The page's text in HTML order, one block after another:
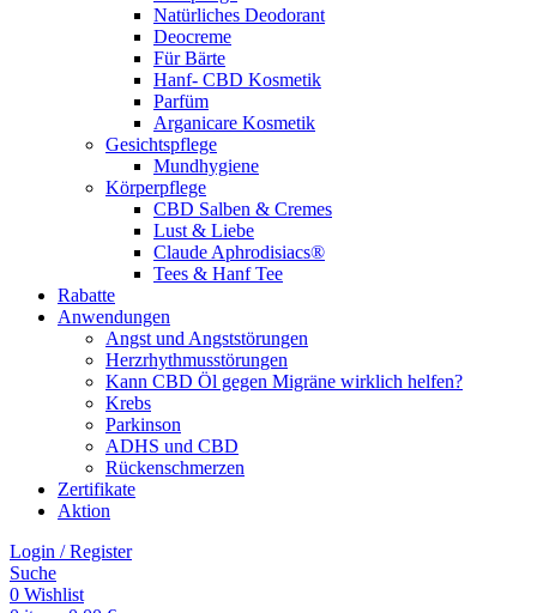
Natürliches Deodorant
Deocreme
Für Bärte
Hanf- CBD Kosmetik
Parfüm
Arganicare Kosmetik
Gesichtspflege
Mundhygiene
Körperpflege
CBD Salben & Cremes
Lust & Liebe
Claude Aphrodisiacs®
Tees & Hanf Tee
Rabatte
Anwendungen
Angst und Angststörungen
Herzrhythmusstörungen
Kann CBD Öl gegen Migräne wirklich helfen?
Krebs
Parkinson
ADHS und CBD
Rückenschmerzen
Zertifikate
Aktion
Login / Register
Suche
0 Wishlist